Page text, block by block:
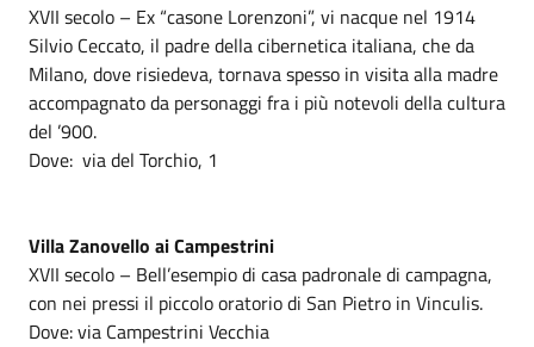
XVII secolo – Ex “casone Lorenzoni”, vi nacque nel 1914
Silvio Ceccato, il padre della cibernetica italiana, che da
Milano, dove risiedeva, tornava spesso in visita alla madre
accompagnato da personaggi fra i più notevoli della cultura
del ’900.
Dove: via del Torchio, 1
Villa Zanovello ai Campestrini
XVII secolo – Bell’esempio di casa padronale di campagna,
con nei pressi il piccolo oratorio di San Pietro in Vinculis.
Dove: via Campestrini Vecchia